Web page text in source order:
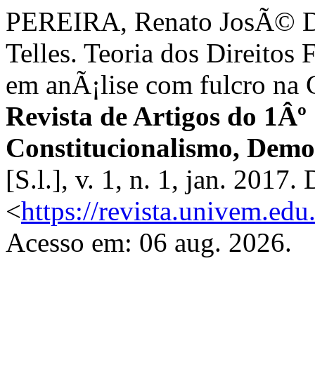
PEREIRA, Renato JosÃ©
Telles. Teoria dos Direitos
em anÃ¡lise com fulcro
Revista de Artigos do 1Âº
Constitucionalismo,
[S.l.], v. 1, n. 1, jan. 2017.
<https://
Acesso em: 06 aug. 2026.